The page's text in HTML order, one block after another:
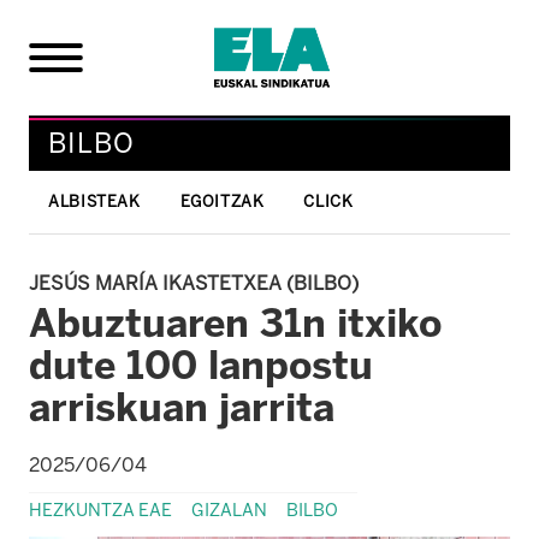
BILBO
ALBISTEAK EGOITZAK CLICK
JESÚS MARÍA IKASTETXEA (BILBO)
Abuztuaren 31n itxiko
dute 100 lanpostu
arriskuan jarrita
2025/06/04
HEZKUNTZA EAE GIZALAN BILBO